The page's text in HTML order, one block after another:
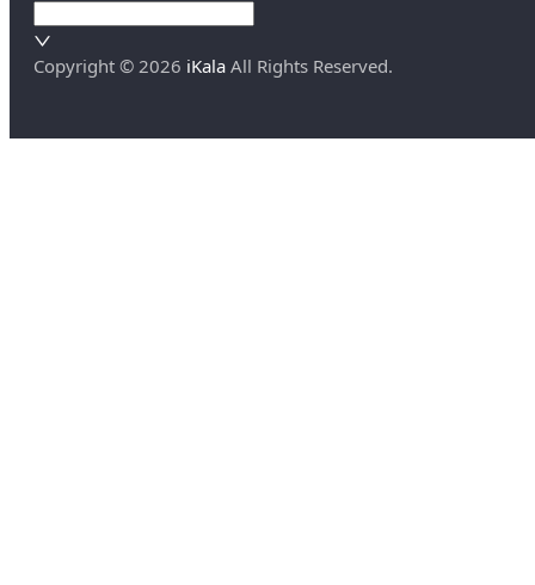
Copyright © 2026 iKala All Rights Reserved.